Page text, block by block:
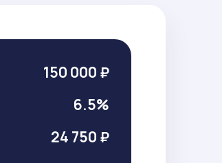
150 000 ₽
6.5%
24 750 ₽